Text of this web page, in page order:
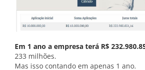
Em 1 ano a empresa terá R$
233 milhões.
Mas isso contando em apenas 1 ano.